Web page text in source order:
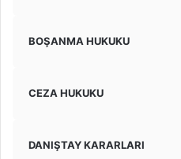
BOŞANMA HUKUKU
CEZA HUKUKU
DANIŞTAY KARARLARI